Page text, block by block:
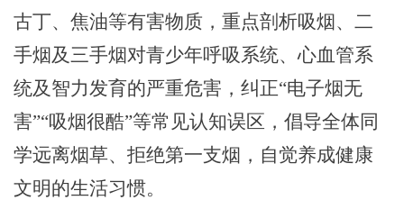
古丁、焦油等有害物质，重点剖析吸烟、二
手烟及三手烟对青少年呼吸系统、心血管系
统及智力发育的严重危害，纠正“电子烟无
害”“吸烟很酷”等常见认知误区，倡导全体同
学远离烟草、拒绝第一支烟，自觉养成健康
文明的生活习惯。